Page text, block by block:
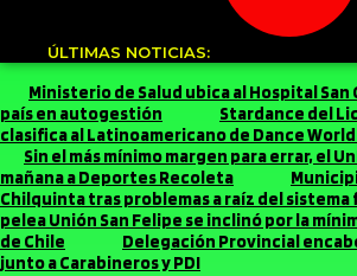
ÚLTIMAS NOTICIAS:
Ministerio de Salud ubica al Hospital San
país en autogestión
Stardance del
clasifica al Latinoamericano de Dance
Sin el más mínimo margen para errar, el
mañana a Deportes Recoleta
Chilquinta tras problemas a raíz del
pelea Unión San Felipe se inclinó por la
de Chile
Delegación Provincial
junto a Carabineros y PDI